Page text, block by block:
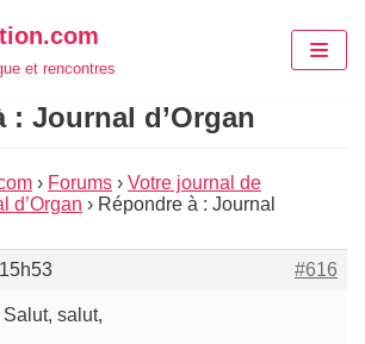
et rencontres
: Journal d’Organ
› Forums › Votre journal de
d’Organ › Répondre à : Journal
#616
Salut, salut,